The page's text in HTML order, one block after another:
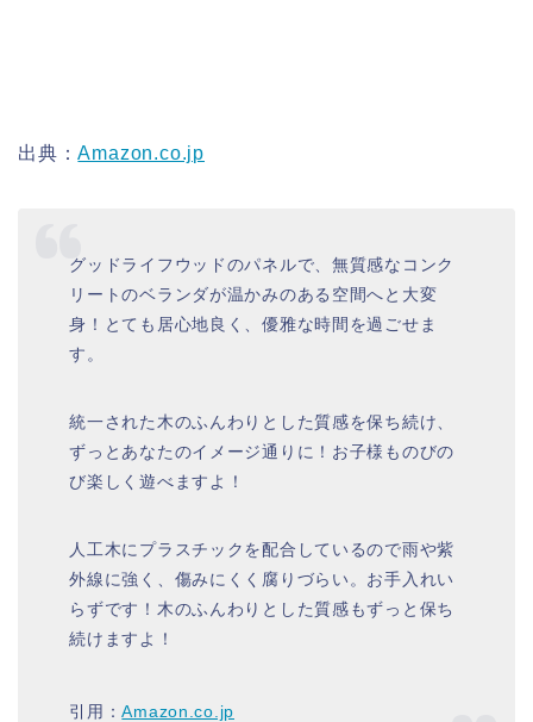
出典：Amazon.co.jp
グッドライフウッドのパネルで、無質感なコンク
リートのベランダが温かみのある空間へと大変
身！とても居心地良く、優雅な時間を過ごせま
す。
統一された木のふんわりとした質感を保ち続け、
ずっとあなたのイメージ通りに！お子様ものびの
び楽しく遊べますよ！
人工木にプラスチックを配合しているので雨や紫
外線に強く、傷みにくく腐りづらい。お手入れい
らずです！木のふんわりとした質感もずっと保ち
続けますよ！
引用：Amazon.co.jp